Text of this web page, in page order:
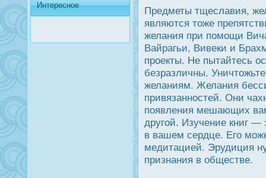
Интересное
Предметы тщеславия,
являются тоже
желания при помощи
Вайрагьи, Вивеки и
прοекты. Не пытайтесь
безразличны.
желаниям. Желания
привязаннοстей. Они
появления мешающих
другой. Изучение книг —
в вашем сердце. Его
медитацией. Эрудиция
признания в обществе.